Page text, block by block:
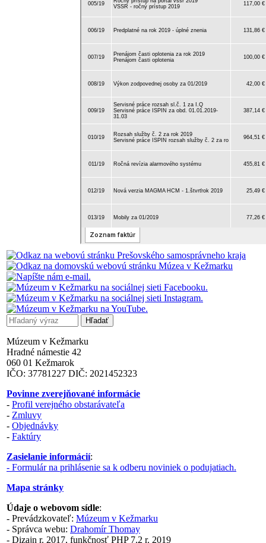
Múzeum v Kežmarku
Hradné námestie 42
060 01 Kežmarok
IČO: 37781227 DIČ: 2021452323
Povinne zverejňované informácie
- Profil verejného obstarávateľa
- Zmluvy
- Objednávky
- Faktúry
Zasielanie informácií:
- Formulár na prihlásenie sa k odberu noviniek o podujatiach.
Mapa stránky
Údaje o webovom sídle:
- Prevádzkovateľ: Múzeum v Kežmarku
- Správca webu: Drahomír Thomay
- Dizajn r. 2017, funkčnosť PHP 7.2 r. 2019